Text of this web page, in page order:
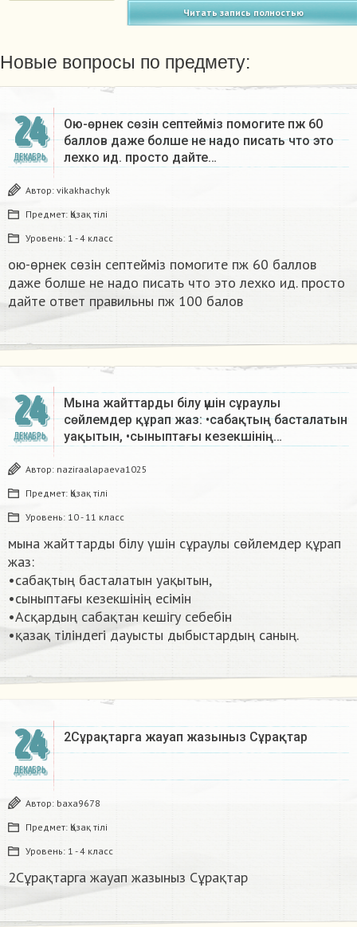
Читать запись полностью
Новые вопросы по предмету:
24
ДЕКАБРЬ
Ою-өрнек сөзін септеймiз помогите пж 60
баллов даже болше не надо писать что это
лехко ид. просто дайте…
Автор: vikakhachyk
Предмет: Қазақ тiлi
Уровень: 1 - 4 класс
ою-өрнек сөзін септеймiз помогите пж 60 баллов
даже болше не надо писать что это лехко ид. просто
дайте ответ правильны пж 100 балов ​
24
ДЕКАБРЬ
Мына жайттарды білу үшін сұраулы
сөйлемдер құрап жаз: •сабақтың басталатын
уақытын, •сыныптағы кезекшінің…
Автор: naziraalapaeva1025
Предмет: Қазақ тiлi
Уровень: 10 - 11 класс
мына жайттарды білу үшін сұраулы сөйлемдер құрап
жаз:
•сабақтың басталатын уақытын,
•сыныптағы кезекшінің есімін
•Асқардың сабақтан кешігу себебін
•қазақ тіліндегі дауысты дыбыстардың саның. ​
24
ДЕКАБРЬ
2Сұрақтарга жауап жазыныз Сұрақтар​
Автор: baxa9678
Предмет: Қазақ тiлi
Уровень: 1 - 4 класс
2Сұрақтарга жауап жазыныз Сұрақтар​